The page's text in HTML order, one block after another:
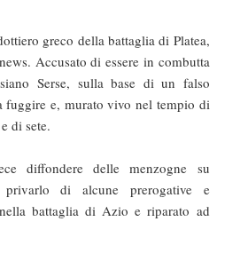
greco della battaglia di Platea,
Accusato di essere in combutta
Serse, sulla base di un falso
fuggire e, murato vivo nel tempio di
di sete.
diffondere delle menzogne su
di alcune prerogative e
battaglia di Azio e riparato ad